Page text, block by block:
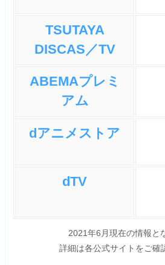
TSUTAYA
DISCAS／TV
ABEMAプレミ
アム
dアニメストア
dTV
2021年6月現在の情報と
詳細は各公式サイトをご確